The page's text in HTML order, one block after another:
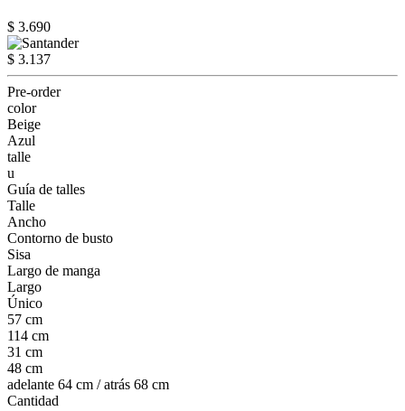
$ 3.690
$ 3.137
Pre-order
color
Beige
Azul
talle
u
Guía de talles
Talle
Ancho
Contorno de busto
Sisa
Largo de manga
Largo
Único
57 cm
114 cm
31 cm
48 cm
adelante 64 cm / atrás 68 cm
Cantidad